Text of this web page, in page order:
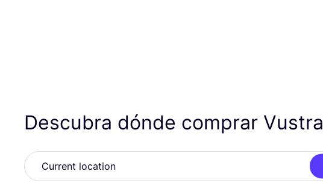
Descubra dónde comprar Vustra